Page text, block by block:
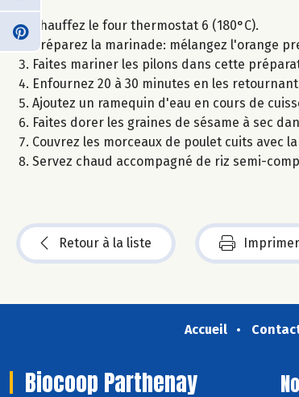
Chauffez le four thermostat 6 (180°C).
Préparez la marinade: mélangez l'orange
Faites mariner les pilons dans cette
Enfournez 20 à 30 minutes en les
Ajoutez un ramequin d'eau en cours de
Faites dorer les graines de sésame à sec
Couvrez les morceaux de poulet cuits avec
Servez chaud accompagné de riz semi-
Retour à la liste
Accueil
Biocoop Parthenay